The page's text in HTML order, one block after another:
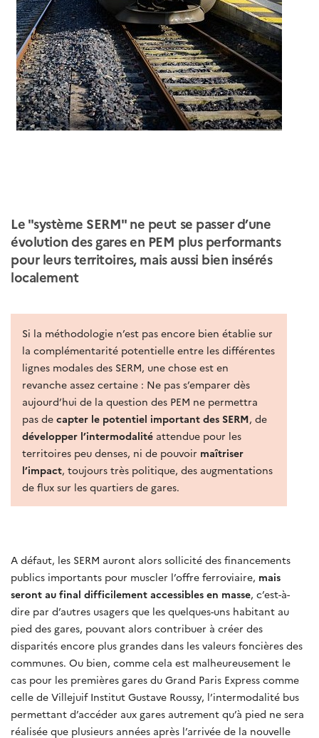
Le "système SERM" ne peut se passer d’une
évolution des gares en PEM plus performants
pour leurs territoires, mais aussi bien insérés
localement
Si la méthodologie n’est pas encore bien établie sur
la complémentarité potentielle entre les différentes
lignes modales des SERM, une chose est en
revanche assez certaine : Ne pas s’emparer dès
aujourd’hui de la question des PEM ne permettra
pas de capter le potentiel important des SERM, de
développer l’intermodalité attendue pour les
territoires peu denses, ni de pouvoir maîtriser
l’impact, toujours très politique, des augmentations
de flux sur les quartiers de gares.
A défaut, les SERM auront alors sollicité des financements
publics importants pour muscler l’offre ferroviaire, mais
seront au final difficilement accessibles en masse, c’est-à-
dire par d’autres usagers que les quelques-uns habitant au
pied des gares, pouvant alors contribuer à créer des
disparités encore plus grandes dans les valeurs foncières des
communes. Ou bien, comme cela est malheureusement le
cas pour les premières gares du Grand Paris Express comme
celle de Villejuif Institut Gustave Roussy, l’intermodalité bus
permettant d’accéder aux gares autrement qu’à pied ne sera
réalisée que plusieurs années après l’arrivée de la nouvelle